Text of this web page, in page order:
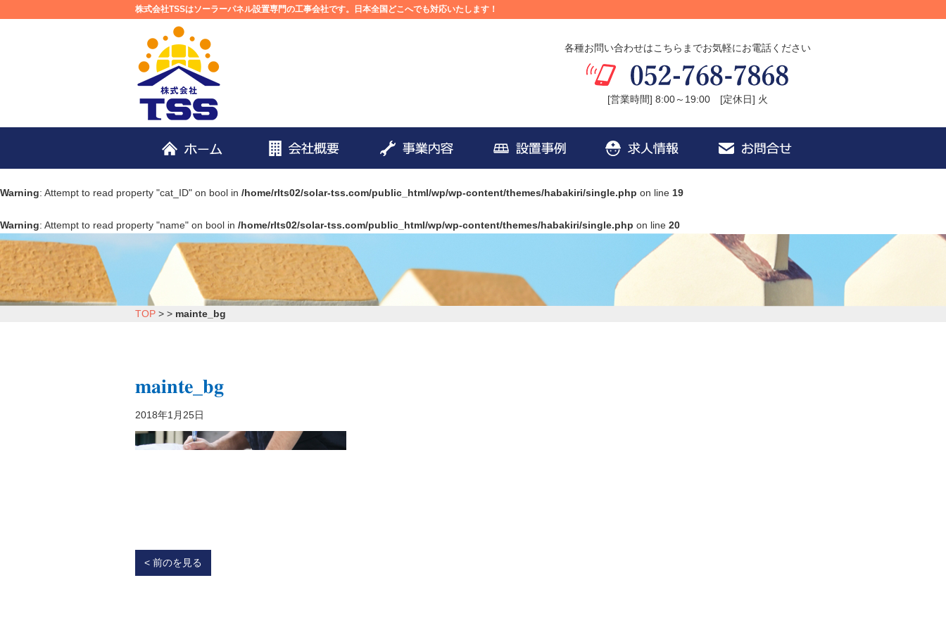
株式会社TSSはソーラーパネル設置専門の工事会社です。日本全国どこへでも対応いたします！
各種お問い合わせはこちらまでお気軽にお電話ください
[営業時間] 8:00～19:00 [定休日] 火
Warning: Attempt to read property "cat_ID" on bool in /home/rlts02/solar-tss.com/public_html/wp/wp-content/themes/habakiri/single.php on line 19
Warning: Attempt to read property "name" on bool in /home/rlts02/solar-tss.com/public_html/wp/wp-content/themes/habakiri/single.php on line 20
TOP > > mainte_bg
mainte_bg
2018年1月25日
< 前のを見る